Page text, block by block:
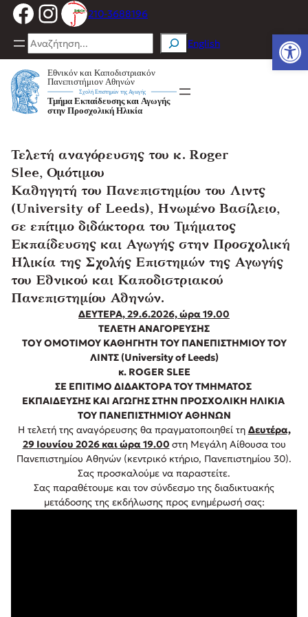
Μετάβαση
στο
περιεχόμενο
Facebook
Instagram
210-3688196
Search English
Τελετή αναγόρευσης του κ. Roger
Slee, Ομότιμου
Καθηγητή του Πανεπιστημίου του Λιντς
(University of Leeds), Ηνωμένο Βασίλειο,
σε επίτιμο διδάκτορα του Τμήματος
Εκπαίδευσης και Αγωγής στην Προσχολική
Ηλικία της Σχολής Επιστημών της Αγωγής
του Εθνικού και Καποδιστριακού
Πανεπιστημίου Αθηνών.
ΔΕΥΤΕΡΑ, 29.6.2026, ώρα 19.00
ΤΕΛΕΤΗ ΑΝΑΓΟΡΕΥΣΗΣ
ΤΟY ΟΜΟΤΙΜΟΥ KΑΘΗΓΗΤΗ ΤΟΥ ΠΑΝΕΠΙΣΤΗΜΙΟΥ ΤΟΥ
ΛΙΝΤΣ (University of Leeds)
κ. ROGER SLEE
ΣΕ ΕΠΙΤΙΜΟ ΔΙΔΑΚΤΟΡΑ ΤOY ΤΜΗΜΑΤΟΣ
ΕΚΠΑΙΔΕΥΣΗΣ ΚΑΙ ΑΓΩΓΗΣ ΣΤΗΝ ΠΡΟΣΧΟΛΙΚΗ ΗΛΙΚΙΑ
ΤΟΥ ΠΑΝΕΠΙΣΤΗΜΙΟΥ ΑΘΗΝΩΝ
Η τελετή της αναγόρευσης θα πραγματοποιηθεί τη Δευτέρα,
29 Ιουνίου 2026 καιώρα 19.00 στη Μεγάλη Αίθουσα του
Πανεπιστημίου Αθηνών (κεντρικό κτήριο, Πανεπιστημίου 30).
Σας προσκαλούμε να παραστείτε.
Σας παραθέτουμε και τον σύνδεσμο της διαδικτυακής
μετάδοσης της εκδήλωσης προς ενημέρωσή σας: